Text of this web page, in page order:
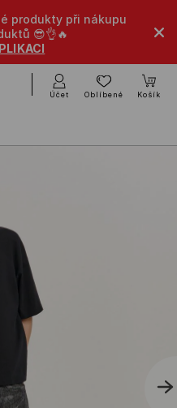
-10% na
nákupu
Účet Oblíbené Košík